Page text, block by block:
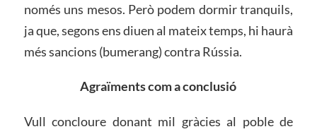
només uns mesos. Però podem dormir tranquils,
ja que, segons ens diuen al mateix temps, hi haurà
més sancions (bumerang) contra Rússia.
Agraïments com a conclusió
Vull concloure donant mil gràcies al poble de